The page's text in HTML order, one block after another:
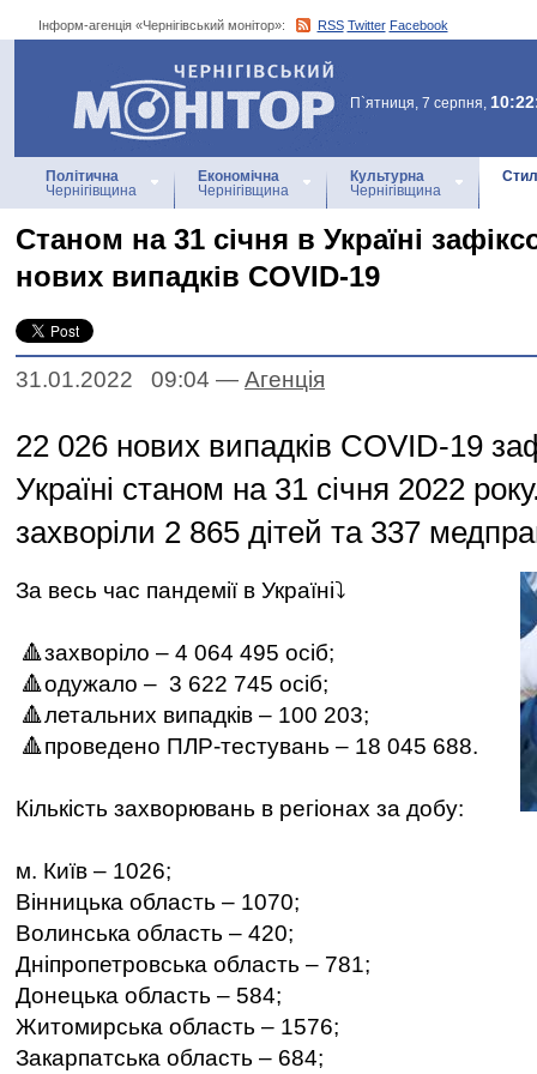
Інформ-агенція «Чернігівський монітор»: RSS Twitter Facebook
Інформ-агенція
«Чернігівський монітор»
П`ятниця, 7 серпня,
Політична
Чернігівщина
Економічна
Чернігівщина
Культурна
Чернігівщина
Станом на 31 січня в Україні
нових випадків COVID-19
31.01.2022 09:04 — Агенцiя
22 026 нових випадків COVID-19
Україні станом на 31 січня 2022
захворіли 2 865 дітей та 337
За весь час пандемії в Україні⤵️
🔺захворіло – 4 064 495 осіб;
🔺одужало – 3 622 745 осіб;
🔺летальних випадків – 100 203;
🔺проведено ПЛР-тестувань – 18 045 688.
Кількість захворювань в регіонах за добу:
м. Київ – 1026;
Вінницька область – 1070;
Волинська область – 420;
Дніпропетровська область – 781;
Донецька область – 584;
Житомирська область – 1576;
Закарпатська область – 684;